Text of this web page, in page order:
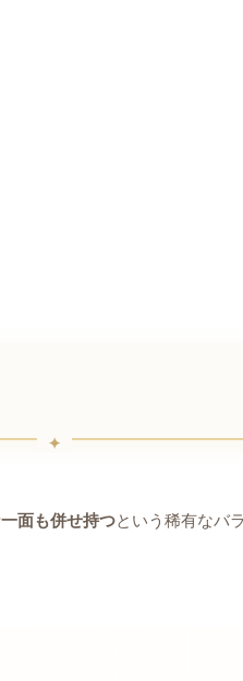
面も併せ持つという稀有なバ